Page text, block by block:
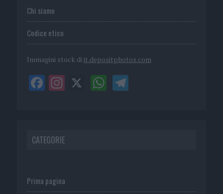
Chi siamo
Codice etico
Immagini stock di it.depositphotos.com
CATEGORIE
Prima pagina